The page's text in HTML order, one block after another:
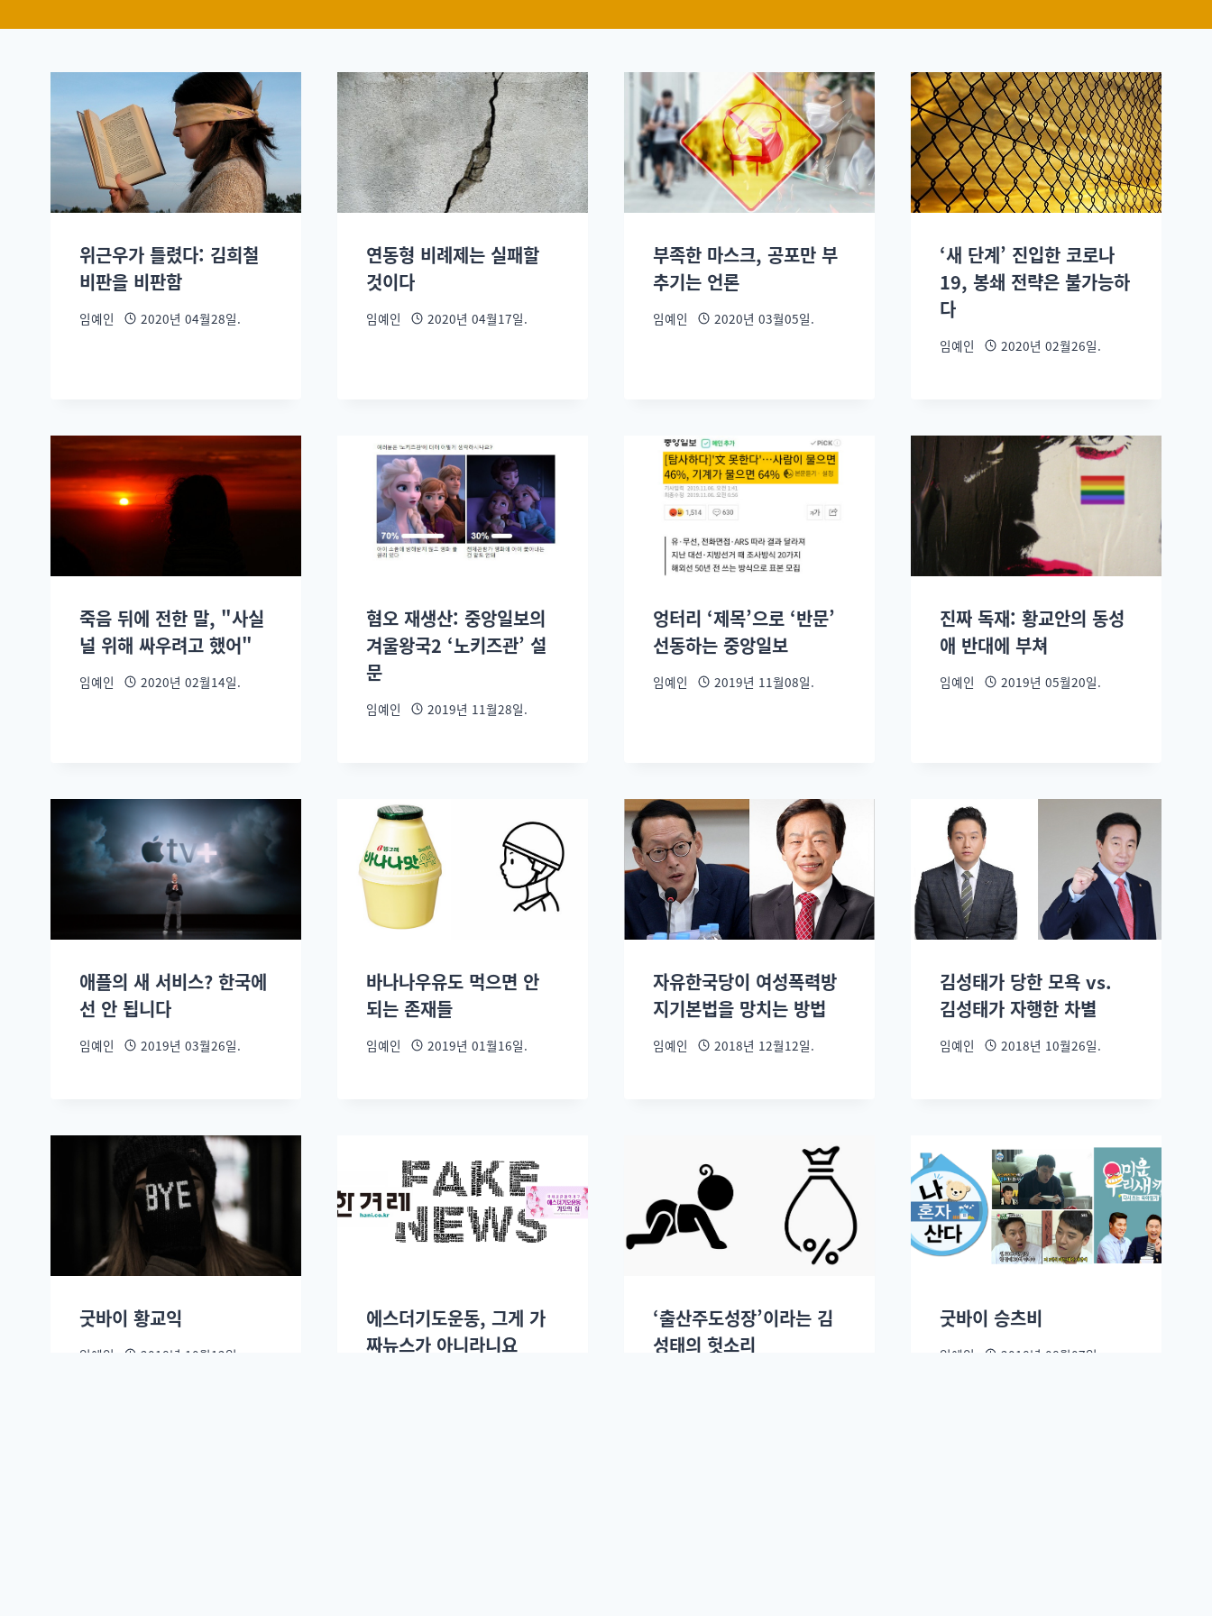
위근우가 틀렸다: 김희철
비판을 비판함
임예인 2020년 04월28일.
연동형 비례제는 실패할
것이다
임예인 2020년 04월17일.
부족한 마스크, 공포만 부
추기는 언론
임예인 2020년 03월05일.
‘새 단계’ 진입한 코로나
19, 봉쇄 전략은 불가능하
다
임예인 2020년 02월26일.
죽음 뒤에 전한 말, "사실
널 위해 싸우려고 했어"
임예인 2020년 02월14일.
혐오 재생산: 중앙일보의
겨울왕국2 ‘노키즈관’ 설
문
임예인 2019년 11월28일.
엉터리 ‘제목’으로 ‘반문’
선동하는 중앙일보
임예인 2019년 11월08일.
진짜 독재: 황교안의 동성
애 반대에 부쳐
임예인 2019년 05월20일.
애플의 새 서비스? 한국에
선 안 됩니다
임예인 2019년 03월26일.
바나나우유도 먹으면 안
되는 존재들
임예인 2019년 01월16일.
자유한국당이 여성폭력방
지기본법을 망치는 방법
임예인 2018년 12월12일.
김성태가 당한 모욕 vs.
김성태가 자행한 차별
임예인 2018년 10월26일.
굿바이 황교익
임예인 2018년 10월12일.
에스더기도운동, 그게 가
짜뉴스가 아니라니요
‘출산주도성장’이라는 김
성태의 헛소리
굿바이 승츠비
임예인 2018년 08월07일.